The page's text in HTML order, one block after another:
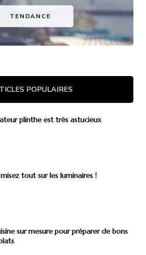
TENDANCE
POPULAIRES
plinthe est très astucieux
tout sur les luminaires !
sur mesure pour préparer de bons